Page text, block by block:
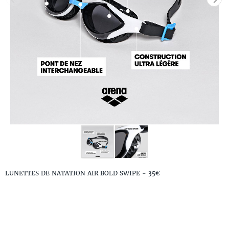
LUNETTES DE NATATION AIR BOLD SWIPE - 35€